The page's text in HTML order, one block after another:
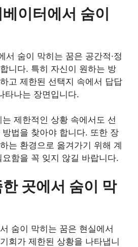
이터에서 숨이
서 숨이 막히는 꿈은 공간적·정
니다. 특히 자신이 원하는 방
고 제한된 선택지 속에서 답답
타나는 장면입니다.
제한적인 상황 속에서도 선
법을 찾아야 합니다. 또한 장
는 환경으로 옮겨가기 위해 계
함을 꼭 잊지 않길 바랍니다.
곳에서 숨이 막
숨이 막히는 꿈은 현실에서
회가 제한된 상황을 나타냅니